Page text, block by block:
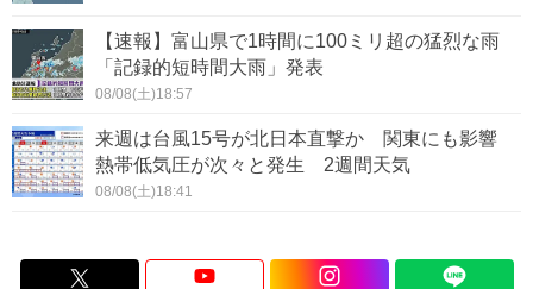
【速報】富山県で1時間に100ミリ超の猛烈な雨
「記録的短時間大雨」発表
08/08(土)18:57
来週は台風15号が北日本直撃か 関東にも影響
熱帯低気圧が次々と発生 2週間天気
08/08(土)18:41